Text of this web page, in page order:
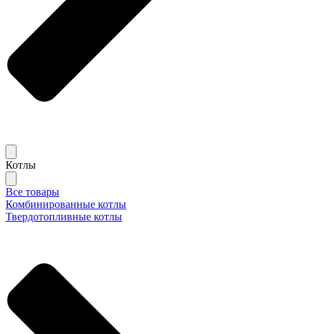
Котлы
Все товары
Комбинированные котлы
Твердотопливные котлы